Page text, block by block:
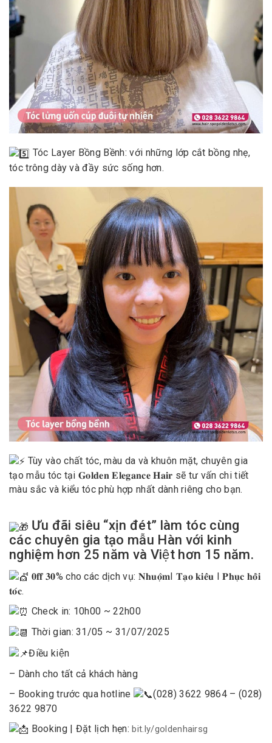
Tóc Layer Bồng Bềnh: với những lớp cắt bồng nhẹ,
tóc trông dày và đầy sức sống hơn.
Tùy vào chất tóc, màu da và khuôn mặt, chuyên gia
tạo mẫu tóc tại 𝐆𝐨𝐥𝐝𝐞𝐧 𝐄𝐥𝐞𝐠𝐚𝐧𝐜𝐞 𝐇𝐚𝐢𝐫 sẽ tư vấn chi tiết
màu sắc và kiểu tóc phù hợp nhất dành riêng cho bạn.
Ưu đãi siêu “xịn đét” làm tóc cùng
các chuyên gia tạo mẫu Hàn với kinh
nghiệm hơn 25 năm và Việt hơn 15 năm.
𝟎𝐟𝐟 𝟑𝟎% cho các dịch vụ: 𝐍𝐡𝐮𝐨̣̂𝐦I 𝐓𝐚̣𝐨 𝐤𝐢𝐞̂̉𝐮 I 𝐏𝐡𝐮̣𝐜 𝐡𝐨̂̀𝐢
𝐭𝐨́𝐜.
Check in: 10h00 ~ 22h00
Thời gian: 31/05 ~ 31/07/2025
Điều kiện
– Dành cho tất cả khách hàng
– Booking trước qua hotline
(028) 3622 9864 – (028)
3622 9870
Booking | Đặt lịch hẹn:bit.ly/goldenhairsg